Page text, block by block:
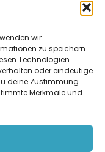
wir
zu speichern
Technologien
oder eindeutige
deine Zustimmung
Merkmale und